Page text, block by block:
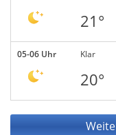
21°
05-06 Uhr Klar
20°